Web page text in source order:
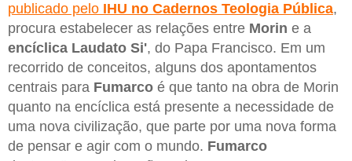
publicado pelo IHU no Cadernos Teologia Pública,
procura estabelecer as relações entre Morin e a
encíclica Laudato Si', do Papa Francisco. Em um
recorrido de conceitos, alguns dos apontamentos
centrais para Fumarco é que tanto na obra de Morin
quanto na encíclica está presente a necessidade de
uma nova civilização, que parte por uma nova forma
de pensar e agir com o mundo. Fumarco